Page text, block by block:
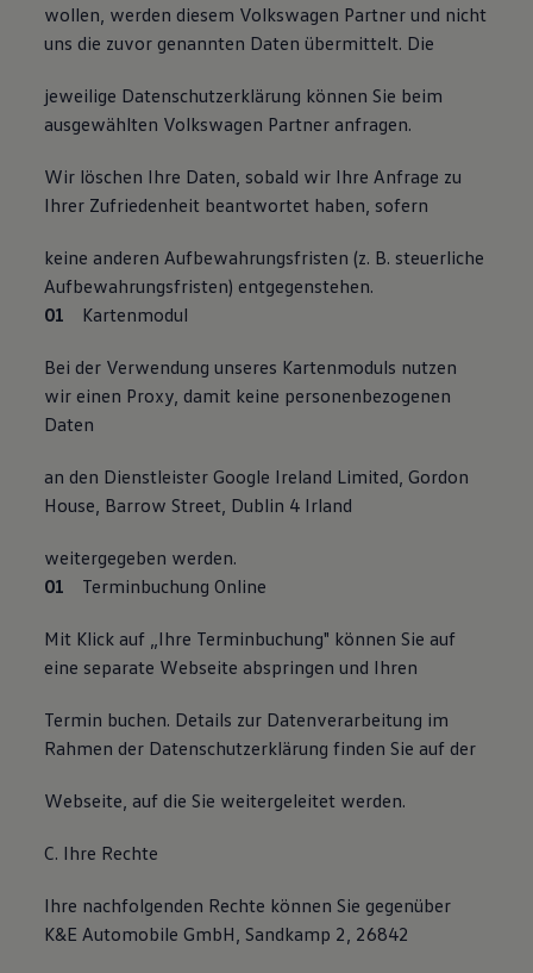
wollen, werden diesem Volkswagen Partner und nicht
uns die zuvor genannten Daten übermittelt. Die
jeweilige Datenschutzerklärung können Sie beim
ausgewählten Volkswagen Partner anfragen.
Wir löschen Ihre Daten, sobald wir Ihre Anfrage zu
Ihrer Zufriedenheit beantwortet haben, sofern
keine anderen Aufbewahrungsfristen (z. B. steuerliche
Aufbewahrungsfristen) entgegenstehen.
Kartenmodul
Bei der Verwendung unseres Kartenmoduls nutzen
wir einen Proxy, damit keine personenbezogenen
Daten
an den Dienstleister Google Ireland Limited, Gordon
House, Barrow Street, Dublin 4 Irland
weitergegeben werden.
Terminbuchung Online
Mit Klick auf „Ihre Terminbuchung" können Sie auf
eine separate Webseite abspringen und Ihren
Termin buchen. Details zur Datenverarbeitung im
Rahmen der Datenschutzerklärung finden Sie auf der
Webseite, auf die Sie weitergeleitet werden.
C. Ihre Rechte
Ihre nachfolgenden Rechte können Sie gegenüber
K&E Automobile GmbH, Sandkamp 2, 26842